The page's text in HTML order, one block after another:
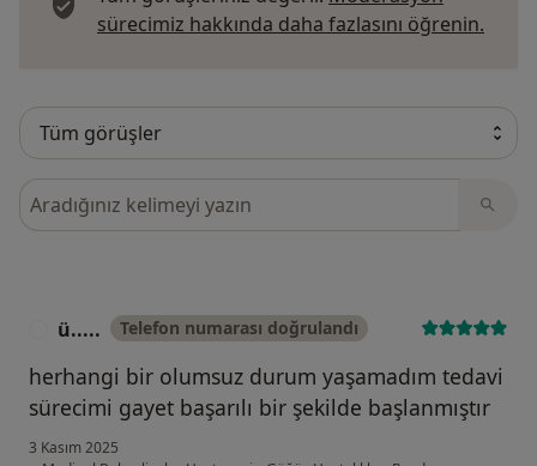
sürecimiz hakkında daha fazlasını öğrenin.
Görüşler içerisinde ara
ü..... Telefon numarası doğrulandı
herhangi bir olumsuz durum yaşamadım tedavi
sürecimi gayet başarılı bir şekilde başlanmıştır
3 Kasım 2025